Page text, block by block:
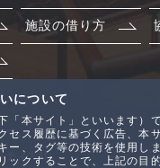
について
「本サイト」といいます）
セス履歴に基づく広告、本
ー、タグ等の技術を使用し
ックすることで、上記の目
施設の借り方
ー
ティ方針